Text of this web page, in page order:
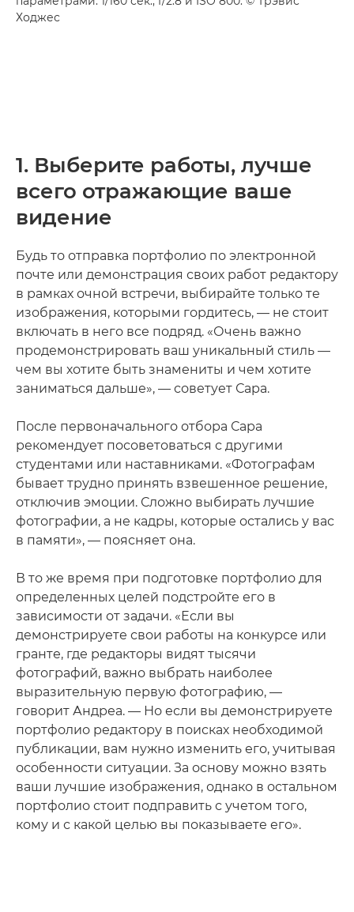
Ходжес
1. Выберите работы, лучше
всего отражающие ваше
видение
Будь то отправка портфолио по электронной
почте или демонстрация своих работ редактору
в рамках очной встречи, выбирайте только те
изображения, которыми гордитесь, — не стоит
включать в него все подряд. «Очень важно
продемонстрировать ваш уникальный стиль —
чем вы хотите быть знамениты и чем хотите
заниматься дальше», — советует Сара.
После первоначального отбора Сара
рекомендует посоветоваться с другими
студентами или наставниками. «Фотографам
бывает трудно принять взвешенное решение,
отключив эмоции. Сложно выбирать лучшие
фотографии, а не кадры, которые остались у вас
в памяти», — поясняет она.
В то же время при подготовке портфолио для
определенных целей подстройте его в
зависимости от задачи. «Если вы
демонстрируете свои работы на конкурсе или
гранте, где редакторы видят тысячи
фотографий, важно выбрать наиболее
выразительную первую фотографию, —
говорит Андреа. — Но если вы демонстрируете
портфолио редактору в поисках необходимой
публикации, вам нужно изменить его, учитывая
особенности ситуации. За основу можно взять
ваши лучшие изображения, однако в остальном
портфолио стоит подправить с учетом того,
кому и с какой целью вы показываете его».